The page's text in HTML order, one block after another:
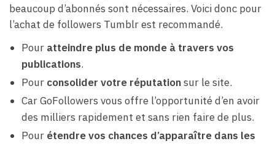
beaucoup d’abonnés sont nécessaires. Voici donc pour
l’achat de followers Tumblr est recommandé.
Pour atteindre plus de monde à travers vos
publications.
Pour consolider votre réputationsur le site.
Car GoFollowers vous offre l’opportunité d’en avoir
des milliers rapidement et sans rien faire de plus.
Pour étendre vos chances d’apparaître dans les